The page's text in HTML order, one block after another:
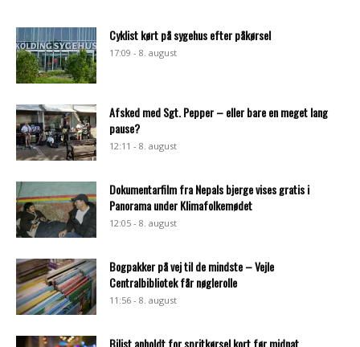
Cyklist kørt på sygehus efter påkørsel
17:09 - 8. august
Afsked med Sgt. Pepper – eller bare en meget lang
pause?
12:11 - 8. august
Dokumentarfilm fra Nepals bjerge vises gratis i
Panorama under Klimafolkemødet
12:05 - 8. august
Bogpakker på vej til de mindste – Vejle
Centralbibliotek får nøglerolle
11:56 - 8. august
Bilist anholdt for spritkørsel kort før midnat